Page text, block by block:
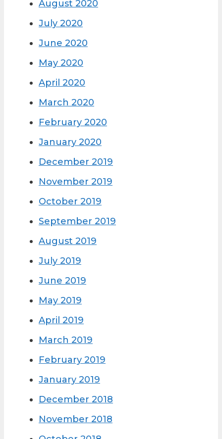
August 2020
July 2020
June 2020
May 2020
April 2020
March 2020
February 2020
January 2020
December 2019
November 2019
October 2019
September 2019
August 2019
July 2019
June 2019
May 2019
April 2019
March 2019
February 2019
January 2019
December 2018
November 2018